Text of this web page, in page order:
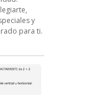
y
para ti.